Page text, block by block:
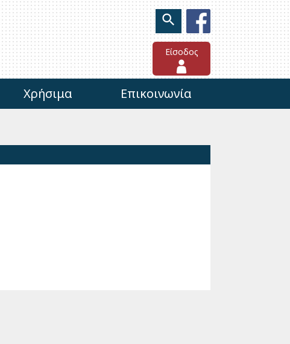
Είσοδος
Χρήσιμα Επικοινωνία